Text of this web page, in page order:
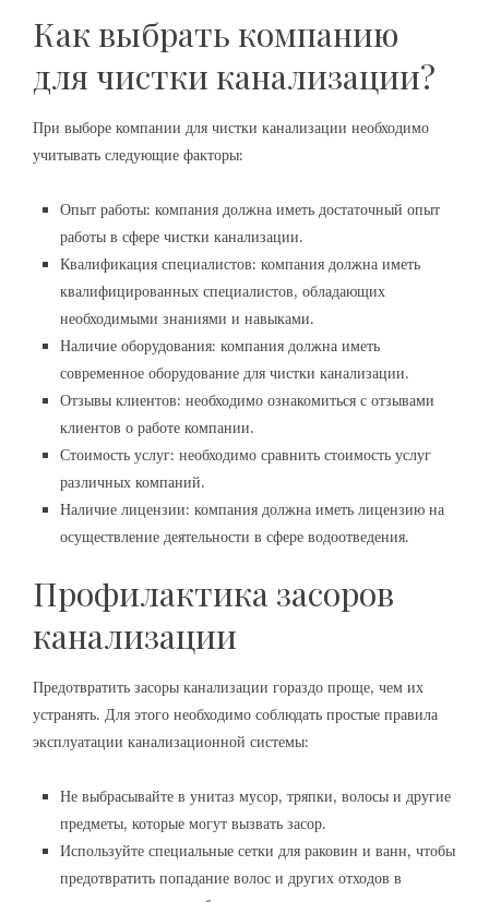
Как выбрать компанию
для чистки канализации?
При выборе компании для чистки канализации необходимо
учитывать следующие факторы:
Опыт работы: компания должна иметь достаточный опыт
работы в сфере чистки канализации.
Квалификация специалистов: компания должна иметь
квалифицированных специалистов, обладающих
необходимыми знаниями и навыками.
Наличие оборудования: компания должна иметь
современное оборудование для чистки канализации.
Отзывы клиентов: необходимо ознакомиться с отзывами
клиентов о работе компании.
Стоимость услуг: необходимо сравнить стоимость услуг
различных компаний.
Наличие лицензии: компания должна иметь лицензию на
осуществление деятельности в сфере водоотведения.
Профилактика засоров
канализации
Предотвратить засоры канализации гораздо проще, чем их
устранять. Для этого необходимо соблюдать простые правила
эксплуатации канализационной системы:
Не выбрасывайте в унитаз мусор, тряпки, волосы и другие
предметы, которые могут вызвать засор.
Используйте специальные сетки для раковин и ванн, чтобы
предотвратить попадание волос и других отходов в